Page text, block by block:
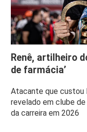
Renê, artilheiro
de farmácia’
Atacante que custou
revelado em clube
da carreira em 2026